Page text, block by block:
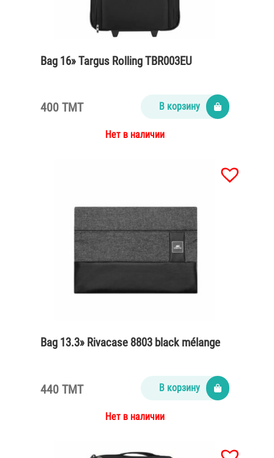
Bag 16» Targus Rolling TBR003EU
400 TMT В корзину
Нет в наличии
Bag 13.3» Rivacase 8803 black mélange
440 TMT В корзину
Нет в наличии